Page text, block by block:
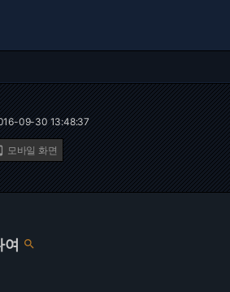
09-30 13:48:37
모바일 화면
